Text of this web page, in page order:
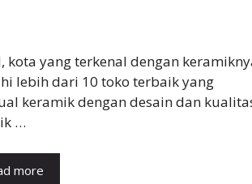
kota yang terkenal dengan
lebih dari 10 toko terbaik yang
keramik dengan desain dan
…
more